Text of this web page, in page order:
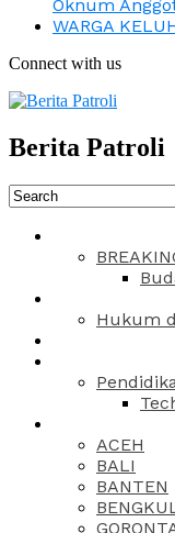
Oknum
WARGA
Connect with us
Berita Patroli
Hukum
ACEH
BALI
BANTEN